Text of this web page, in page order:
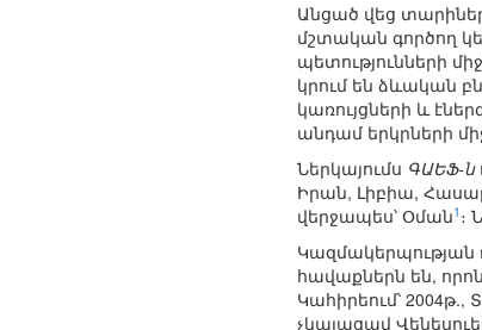
Անցած վեց
մշտական գործող
պետությունների
կրում են ձևական
կառույցների և
անդամ երկրների
Ներկայումս ԳԱԵՖ-ն
Իրան, Լիբիա,
վերջապես՝ Օման1 ։
Կազմակերպության
հավաքներն են,
Կահիրեում՝
չկայացավ